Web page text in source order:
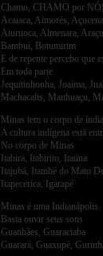
Chamo, CHAMO por
Acaiaca, Aimorés,
Aiuruoca, Almenara,
Bambuí, Botumirim
E de repente percebo que
Em toda parte
Jequitinhonha, Joaíma,
Machacalis, Manhuaçu,
Minas tem o corpo de índia
A cultura indígena está
No corpo de Minas
Itabira, Itabirito, Itaúna
Itajubá, Itambé do Mato
Itapecerica, Igarapé
Minas é uma Indianápolis
Basta ouvir seus sons
Guanhães, Guaraciaba
Guarará, Guaxupé,